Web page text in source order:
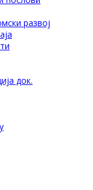
развој
док.